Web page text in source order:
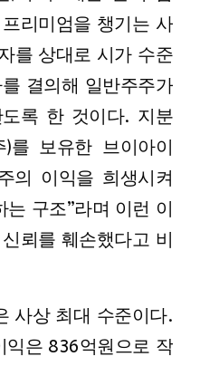
리미엄을 챙기는 사
를 상대로 시가 수준
결의해 일반주주가
록 한 것이다. 지분
를 보유한 브이아이
의 이익을 희생시켜
구조”라며 이런 이
뢰를 훼손했다고 비
사상 최대 수준이다.
익은 836억원으로 작